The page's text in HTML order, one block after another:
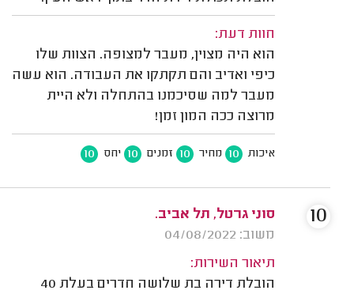
חוות דעת:
הוא היה מצוין, מעבר למצופה. הצוות שלו
כיפי ואדיב והם תקתקו את העבודה. הוא עשה
מעבר למה שסיכמנו בהתחלה ולא היית
מרוצה ככה המון זמן!
איכות 10 מחיר 10 זמנים 10 יחס 10
סוני גרטל, תל אביב.
משוב: 04/08/2022
תיאור השירות:
הובלת דירה בת שלושה חדרים בעלת 40
10